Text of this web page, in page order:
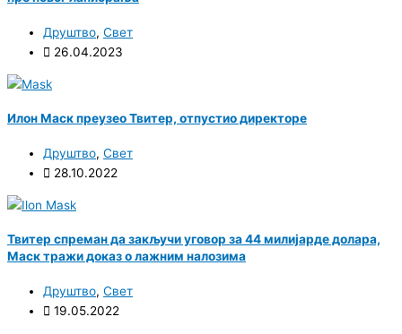
Друштво, Свет
26.04.2023
Илон Маск преузео Твитер, отпустио директоре
Друштво, Свет
28.10.2022
Твитер спреман да закључи уговор за 44 милијарде долара,
Маск тражи доказ о лажним налозима
Друштво, Свет
19.05.2022